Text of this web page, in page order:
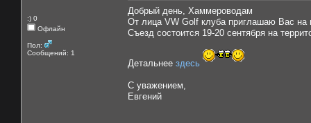
:) 0
Офлайн
Пол:
Сообщений: 1
Добрый день, Хаммероводам
От лица VW Golf клуба приглашаю Вас на
Съезд состоится 19-20 сентября на
Детальнее здесь
С уважением,
Евгений